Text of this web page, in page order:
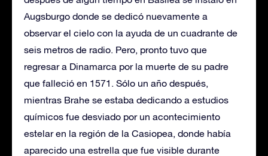
Augsburgo donde se dedicó nuevamente a
observar el cielo con la ayuda de un cuadrante de
seis metros de radio. Pero, pronto tuvo que
regresar a Dinamarca por la muerte de su padre
que falleció en 1571. Sólo un año después,
mientras Brahe se estaba dedicando a estudios
químicos fue desviado por un acontecimiento
estelar en la región de la Casiopea, donde había
aparecido una estrella que fue visible durante